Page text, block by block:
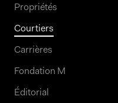
Propriétés
Courtiers
Carrières
Fondation M
Éditorial